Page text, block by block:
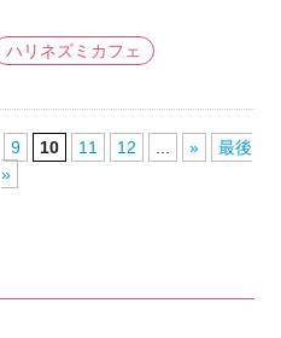
ハリネズミカフェ
9 10 11 12 »
最後
»